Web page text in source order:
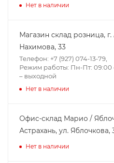
Нет в наличии
Магазин склад розница,
Нахимова, 33
Телефон: +7 (927) 074-13-79,
Режим работы: Пн-Пт: 09:00
– выходной
Нет в наличии
Офис-склад Марио /
Астрахань, ул. Яблочкова,
Нет в наличии